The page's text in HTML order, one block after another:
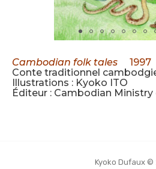
Cambodian folk tales
1997
Conte traditionnel
Illustrations : Kyoko ITO
Éditeur : Cambodian
Kyoko Dufaux ©